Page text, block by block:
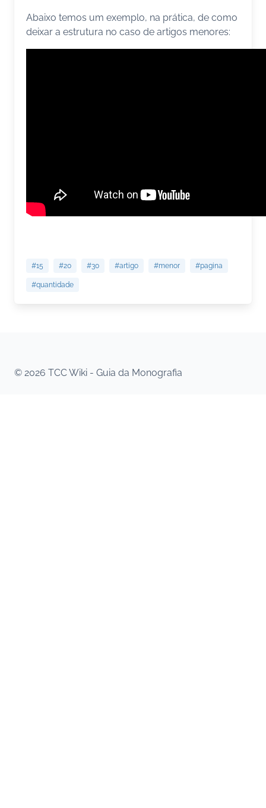
Abaixo temos um exemplo, na prática, de como
deixar a estrutura no caso de artigos menores:
#15 #20 #30 #artigo #menor #pagina
#quantidade
© 2026 TCC Wiki - Guia da Monografia